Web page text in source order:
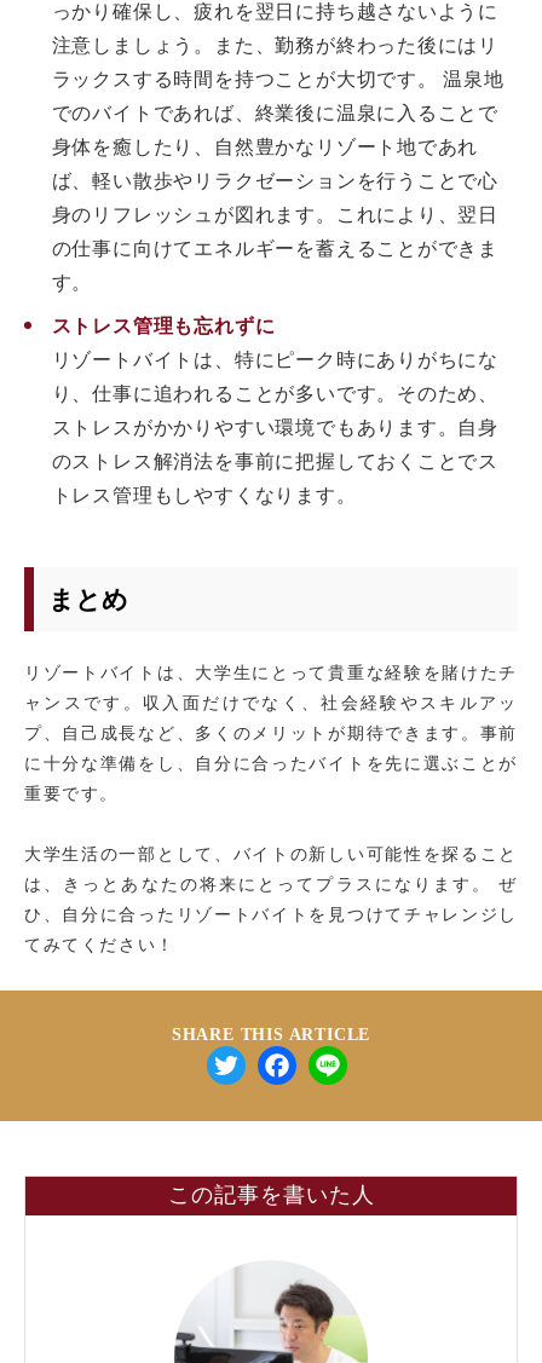
っかり確保し、疲れを翌日に持ち越さないように
注意しましょう。また、勤務が終わった後にはリ
ラックスする時間を持つことが大切です。 温泉地
でのバイトであれば、終業後に温泉に入ることで
身体を癒したり、自然豊かなリゾート地であれ
ば、軽い散歩やリラクゼーションを行うことで心
身のリフレッシュが図れます。これにより、翌日
の仕事に向けてエネルギーを蓄えることができま
す。
ストレス管理も忘れずに
リゾートバイトは、特にピーク時にありがちにな
り、仕事に追われることが多いです。そのため、
ストレスがかかりやすい環境でもあります。自身
のストレス解消法を事前に把握しておくことでス
トレス管理もしやすくなります。
まとめ
リゾートバイトは、大学生にとって貴重な経験を賭けたチ
ャンスです。収入面だけでなく、社会経験やスキルアッ
プ、自己成長など、多くのメリットが期待できます。事前
に十分な準備をし、自分に合ったバイトを先に選ぶことが
重要です。
大学生活の一部として、バイトの新しい可能性を探ること
は、きっとあなたの将来にとってプラスになります。 ぜ
ひ、自分に合ったリゾートバイトを見つけてチャレンジし
てみてください！
SHARE THIS ARTICLE
T
e
r
F
e
b
o
k
この記事を書いた人